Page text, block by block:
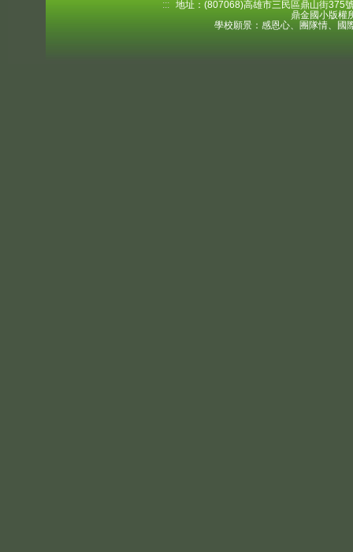
::: 地址：(807068)高雄市三民區鼎山街
鼎金國小版權
學校願景：感恩心、團隊情、國